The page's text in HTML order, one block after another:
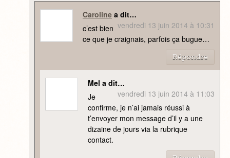
Carolinea dit…
vendredi 13 juin 2014 à 10:31
c’est bien
ce que je craignais, parfois ça bugue…
Répondre
Mel a dit…
vendredi 13 juin 2014 à 11:03
Je
confirme, je n’ai jamais réussi à
t’envoyer mon message d’il y a une
dizaine de jours via la rubrique
contact.